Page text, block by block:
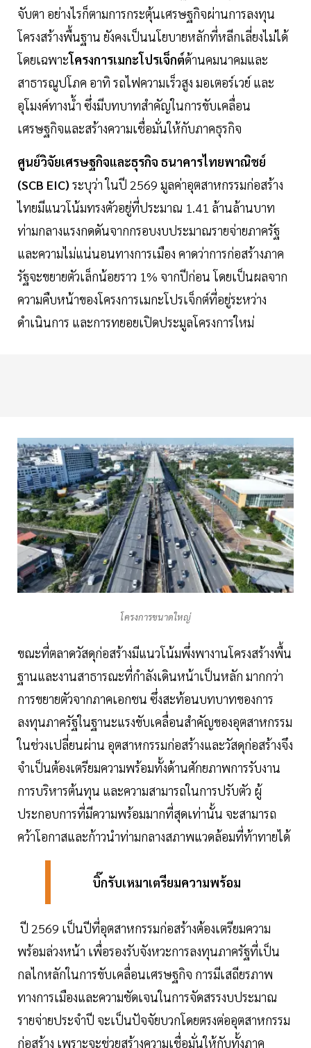
จับตา อย่างไรก็ตามการกระตุ้นเศรษฐกิจผ่านการลงทุน
โครงสร้างพื้นฐาน ยังคงเป็นนโยบายหลักที่หลีกเลี่ยงไม่ได้
โดยเฉพาะโครงการเมกะโปรเจ็กต์ด้านคมนาคมและ
สาธารณูปโภค อาทิ รถไฟความเร็วสูง มอเตอร์เวย์ และ
อุโมงค์ทางน้ำ ซึ่งมีบทบาทสำคัญในการขับเคลื่อน
เศรษฐกิจและสร้างความเชื่อมั่นให้กับภาคธุรกิจ
ศูนย์วิจัยเศรษฐกิจและธุรกิจ ธนาคารไทยพาณิชย์
(SCB EIC) ระบุว่า ในปี 2569 มูลค่าอุตสาหกรรมก่อสร้าง
ไทยมีแนวโน้มทรงตัวอยู่ที่ประมาณ 1.41 ล้านล้านบาท
ท่ามกลางแรงกดดันจากกรอบงบประมาณรายจ่ายภาครัฐ
และความไม่แน่นอนทางการเมือง คาดว่าการก่อสร้างภาค
รัฐจะขยายตัวเล็กน้อยราว 1% จากปีก่อน โดยเป็นผลจาก
ความคืบหน้าของโครงการเมกะโปรเจ็กต์ที่อยู่ระหว่าง
ดำเนินการ และการทยอยเปิดประมูลโครงการใหม่
โครงการขนาดใหญ่
ขณะที่ตลาดวัสดุก่อสร้างมีแนวโน้มพึ่งพางานโครงสร้างพื้น
ฐานและงานสาธารณะที่กำลังเดินหน้าเป็นหลัก มากกว่า
การขยายตัวจากภาคเอกชน ซึ่งสะท้อนบทบาทของการ
ลงทุนภาครัฐในฐานะแรงขับเคลื่อนสำคัญของอุตสาหกรรม
ในช่วงเปลี่ยนผ่าน อุตสาหกรรมก่อสร้างและวัสดุก่อสร้างจึง
จำเป็นต้องเตรียมความพร้อมทั้งด้านศักยภาพการรับงาน
การบริหารต้นทุน และความสามารถในการปรับตัว ผู้
ประกอบการที่มีความพร้อมมากที่สุดเท่านั้น จะสามารถ
คว้าโอกาสและก้าวนำท่ามกลางสภาพแวดล้อมที่ท้าทายได้
บิ๊กรับเหมาเตรียมความพร้อม
ปี 2569 เป็นปีที่อุตสาหกรรมก่อสร้างต้องเตรียมความ
พร้อมล่วงหน้า เพื่อรองรับจังหวะการลงทุนภาครัฐที่เป็น
กลไกหลักในการขับเคลื่อนเศรษฐกิจ การมีเสถียรภาพ
ทางการเมืองและความชัดเจนในการจัดสรรงบประมาณ
รายจ่ายประจำปี จะเป็นปัจจัยบวกโดยตรงต่ออุตสาหกรรม
ก่อสร้าง เพราะจะช่วยสร้างความเชื่อมั่นให้กับทั้งภาค